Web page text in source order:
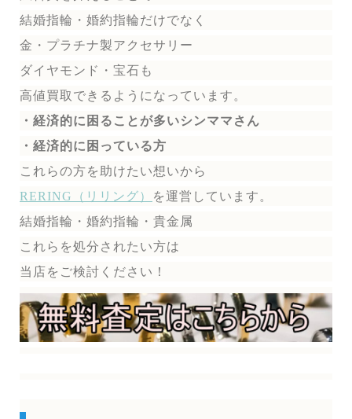
結婚指輪・婚約指輪だけでなく
金・プラチナ製アクセサリー
ダイヤモンド・宝石も
高値買取できるようになっています。
・経済的に困ることが多いシンママさん
・経済的に困っている方
これらの方を助けたい想いから
RERING（リリング）
を運営しています。
結婚指輪・婚約指輪・貴金属
これらを処分されたい方は
当店をご検討ください！